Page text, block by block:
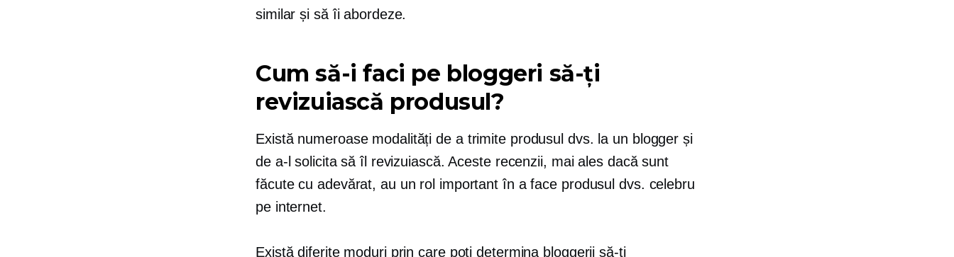
similar și să îi abordeze.
Cum să-i faci pe bloggeri să-ți
revizuiască produsul?
Există numeroase modalități de a trimite produsul dvs. la un blogger și
de a-l solicita să îl revizuiască. Aceste recenzii, mai ales dacă sunt
făcute cu adevărat, au un rol important în a face produsul dvs. celebru
pe internet.
Există diferite moduri prin care poți determina bloggerii să-ți